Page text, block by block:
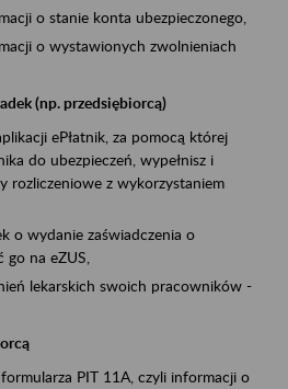
o stanie konta ubezpieczonego,
o wystawionych zwolnieniach
(np. przedsiębiorcą)
ePłatnik, za pomocą której
do ubezpieczeń, wypełnisz i
rozliczeniowe z wykorzystaniem
o wydanie zaświadczenia o
go na eZUS,
lekarskich swoich pracowników -
PIT 11A, czyli informacji o